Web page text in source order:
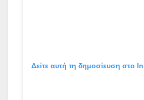
Δείτε αυτή τη δημοσίευση στο